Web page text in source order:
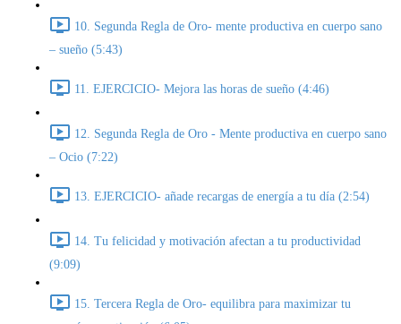
10. Segunda Regla de Oro- mente productiva en cuerpo sano
– sueño (5:43)
11. EJERCICIO- Mejora las horas de sueño (4:46)
12. Segunda Regla de Oro - Mente productiva en cuerpo sano
– Ocio (7:22)
13. EJERCICIO- añade recargas de energía a tu día (2:54)
14. Tu felicidad y motivación afectan a tu productividad
(9:09)
15. Tercera Regla de Oro- equilibra para maximizar tu